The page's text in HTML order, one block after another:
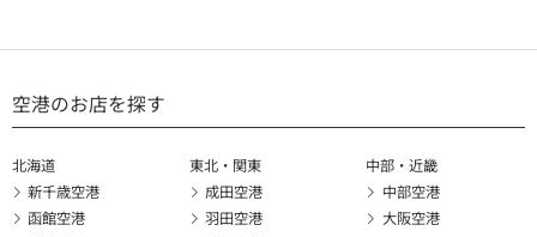
空港のお店を探す
北海道
新千歳空港
函館空港
東北・関東
成田空港
羽田空港
中部・近畿
中部空港
大阪空港